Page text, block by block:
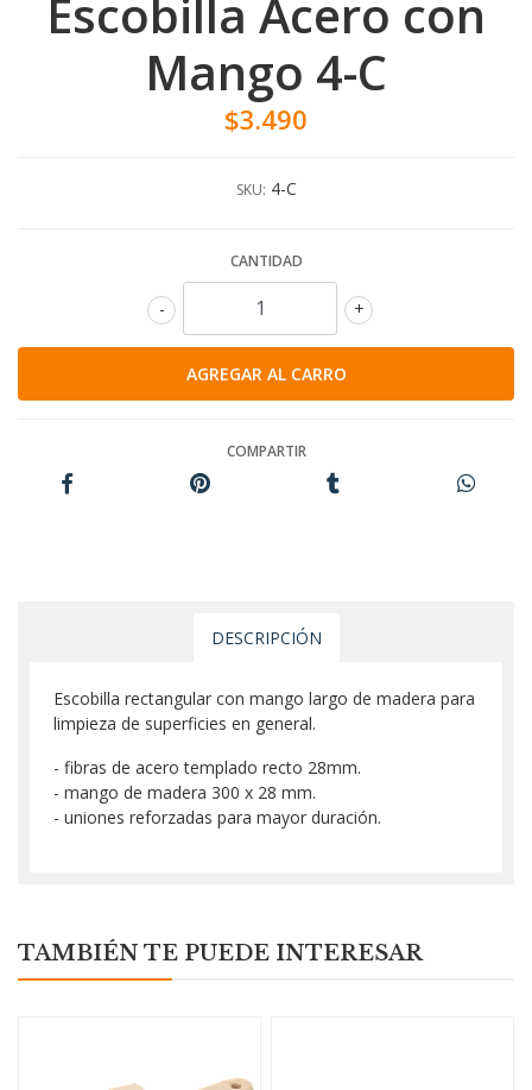
Escobilla Acero con
Mango 4-C
$3.490
SKU: 4-C
CANTIDAD
+
-
COMPARTIR
DESCRIPCIÓN
Escobilla rectangular con mango largo de madera para
limpieza de superficies en general.
- fibras de acero templado recto 28mm.
- mango de madera 300 x 28 mm.
- uniones reforzadas para mayor duración.
TAMBIÉN TE PUEDE INTERESAR